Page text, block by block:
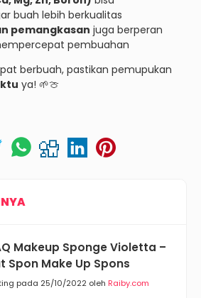
buah lebih berkualitas
pemangkasan juga berperan
pembuahan
berbuah, pastikan pemupukan
ya! 🌱🍈
Makeup Sponge Violetta –
Spon Make Up Spons
pada 25/10/2022 oleh Raiby.com